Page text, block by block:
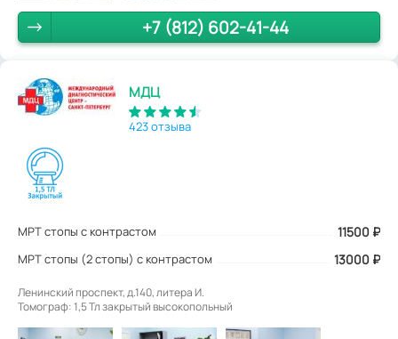
+7 (812) 602-41-44
МДЦ
423 отзыва
МРТ стопы с контрастом 11500 ₽
МРТ стопы (2 стопы) с контрастом 13000 ₽
Ленинский проспект, д.140, литера И.
Томограф: 1,5 Тл закрытый высокопольный